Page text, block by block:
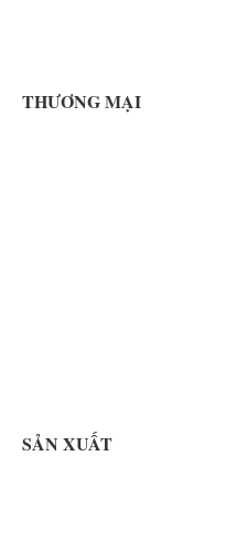
THƯƠNG MẠI
SẢN XUẤT